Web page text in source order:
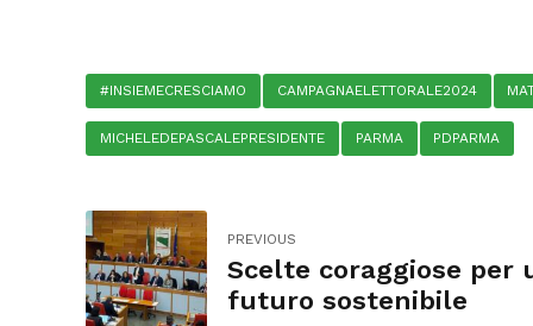
#INSIEMECRESCIAMO CAMPAGNAELETTORALE2024
MICHELEDEPASCALEPRESIDENTE PARMA PDPARMA
PREVIOUS
Scelte coraggiose per
futuro sostenibile